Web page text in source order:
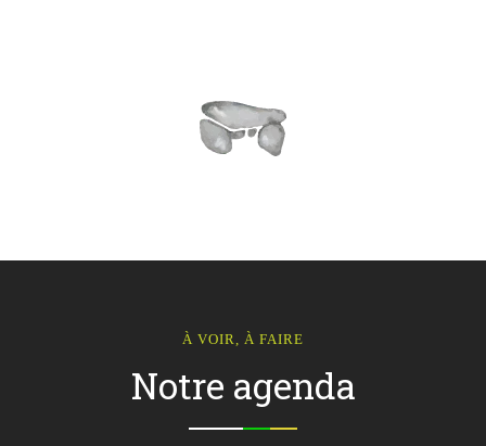
À VOIR, À FAIRE
Notre agenda